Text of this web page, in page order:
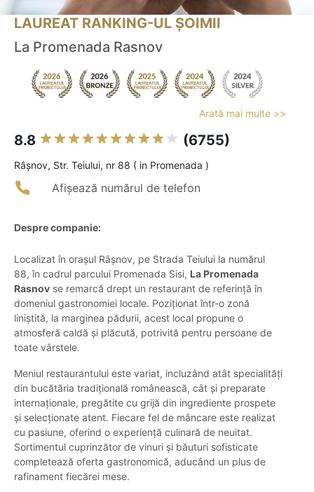
LAUREAT RANKING-UL ȘOIMII
La Promenada Rasnov
Arată mai multe >>
8.8 (6755)
Râşnov, Str. Teiului, nr 88 ( in Promenada )
Afișează numărul de telefon
Despre companie:
Localizat în orașul Râșnov, pe Strada Teiului la numărul
88, în cadrul parcului Promenada Sisi, La Promenada
Rasnov se remarcă drept un restaurant de referință în
domeniul gastronomiei locale. Poziționat într-o zonă
liniștită, la marginea pădurii, acest local propune o
atmosferă caldă și plăcută, potrivită pentru persoane de
toate vârstele.
Meniul restaurantului este variat, incluzând atât specialități
din bucătăria tradițională românească, cât și preparate
internaționale, pregătite cu grijă din ingrediente prospete
și selecționate atent. Fiecare fel de mâncare este realizat
cu pasiune, oferind o experiență culinară de neuitat.
Sortimentul cuprinzător de vinuri și băuturi sofisticate
completează oferta gastronomică, aducând un plus de
rafinament fiecărei mese.